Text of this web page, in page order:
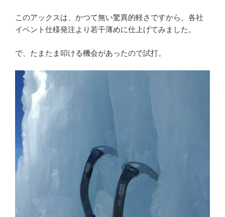
このアックスは、かつて無い驚異的軽さですから、各社
イベント仕様発注より若干薄めに仕上げてみました。
で、たまたま叩ける機会があったので試打。